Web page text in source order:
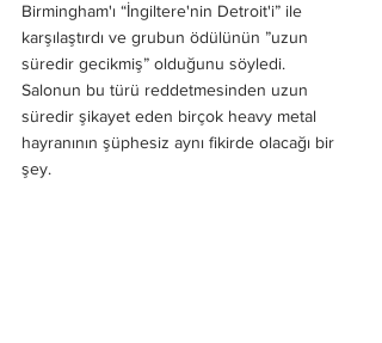
Birmingham'ı “İngiltere'nin Detroit'i” ile
karşılaştırdı ve grubun ödülünün ”uzun
süredir gecikmiş” olduğunu söyledi.
Salonun bu türü reddetmesinden uzun
süredir şikayet eden birçok heavy metal
hayranının şüphesiz aynı fikirde olacağı bir
şey.